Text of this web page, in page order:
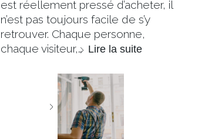
est réellement pressé d’acheter, il
n’est pas toujours facile de s’y
retrouver. Chaque personne,
chaque visiteur,… Lire la suite